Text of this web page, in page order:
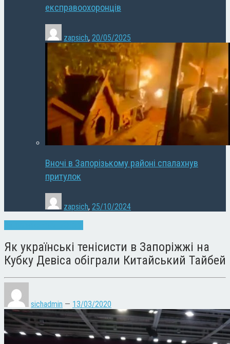
експравоохоронців
zapsich, 20/05/2025
Вночі в Запорізькому районі спалахнув
притулок
zapsich, 25/10/2024
Як українські тенісисти в Запоріжжі на
Кубку Девіса обіграли Китайський Тайбей
sichadmin — 13/03/2020